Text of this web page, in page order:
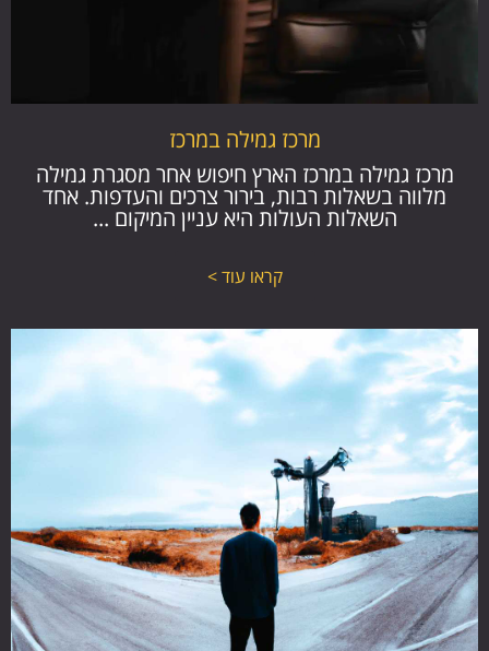
מרכז גמילה במרכז
מרכז גמילה במרכז הארץ חיפוש אחר מסגרת גמילה
מלווה בשאלות רבות, בירור צרכים והעדפות. אחד
השאלות העולות היא עניין המיקום ...
קראו עוד >